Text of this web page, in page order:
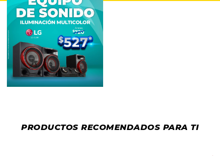
PRODUCTOS RECOMENDADOS PARA TI